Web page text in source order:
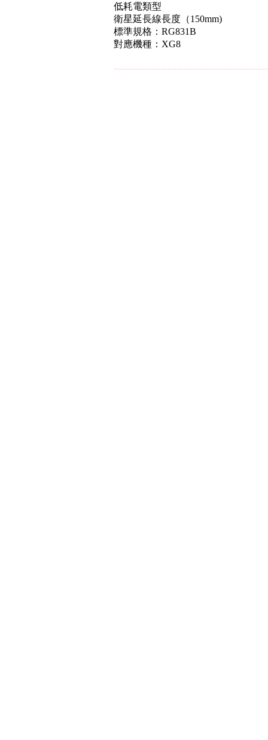
低耗電類型
衛星延長線長度（150mm)
標準規格：RG831B
對應機種：XG8